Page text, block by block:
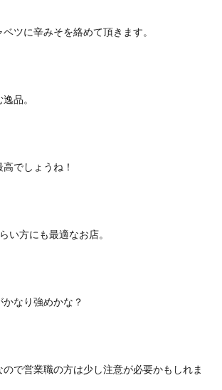
ツに辛みそを絡めて頂きます。
品。
でしょうね！
い方にも最適なお店。
なり強めかな？
で営業職の方は少し注意が必要かもしれま